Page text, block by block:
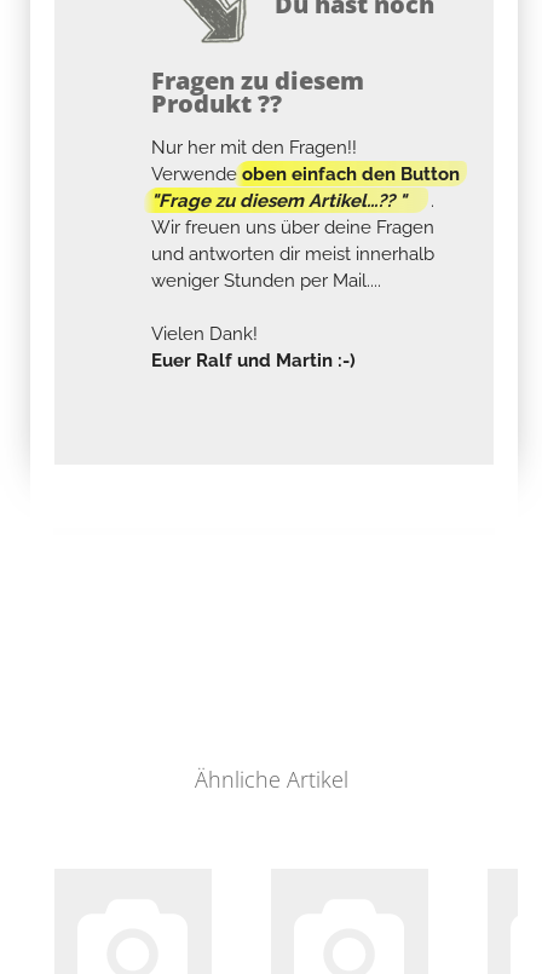
Fragen zu diesem
Produkt ??
Nur her mit den Fragen!!
Verwendeoben einfach den Button
"Frage zu diesem Artikel...?? "
.
Wir freuen uns über deine Fragen
und antworten dir meist innerhalb
weniger Stunden per Mail....
Vielen Dank!
Euer Ralf und Martin :-)
Ähnliche Artikel